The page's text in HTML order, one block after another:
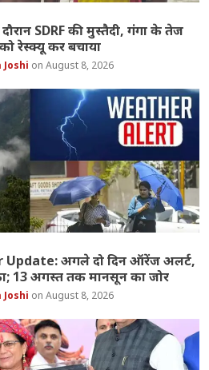
SDRF की मुस्तैदी, गंगा के तेज
रेस्क्यू कर बचाया
Joshi August 8, 2026
अगले दो दिन ऑरेंज अलर्ट,
13 अगस्त तक मानसून का जोर
Joshi August 8, 2026